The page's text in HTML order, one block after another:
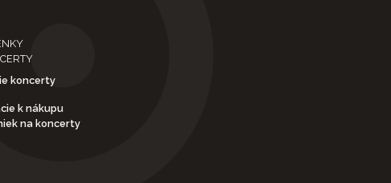
koncerty
k nákupu
na koncerty